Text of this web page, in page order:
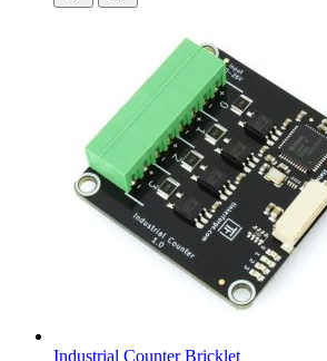
Industrial Counter Bricklet